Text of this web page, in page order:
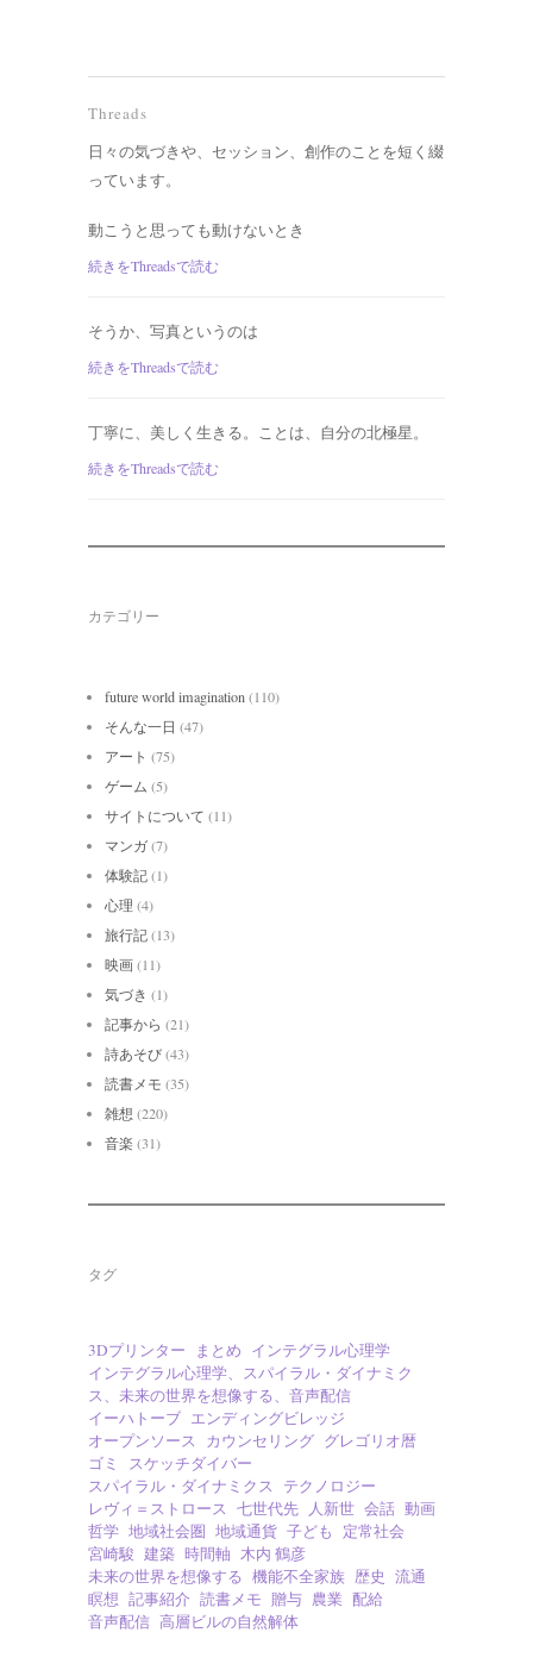
Threads
日々の気づきや、セッション、創作のことを短く綴
っています。
動こうと思っても動けないとき
続きをThreadsで読む
そうか、写真というのは
続きをThreadsで読む
丁寧に、美しく生きる。ことは、自分の北極星。
続きをThreadsで読む
カテゴリー
future world imagination(110)
そんな一日 (47)
アート (75)
ゲーム (5)
サイトについて (11)
マンガ(7)
体験記(1)
心理 (4)
旅行記(13)
映画(11)
気づき (1)
記事から (21)
詩あそび(43)
読書メモ (35)
雑想 (220)
音楽 (31)
タグ
3Dプリンター まとめ インテグラル心理学
インテグラル心理学、スパイラル・ダイナミク
ス、未来の世界を想像する、音声配信
イーハトーブ エンディングビレッジ
オープンソース
カウンセリング グレゴリオ暦
ゴミ
スケッチダイバー
スパイラル・ダイナミクス
テクノロジー
レヴィ＝ストロース 七世代先 人新世 会話 動画
哲学 地域社会圏 地域通貨 子ども
定常社会
宮崎駿 建築 時間軸 木内 鶴彦
未来の世界を想像する 機能不全家族 歴史 流通
瞑想 記事紹介 読書メモ 贈与 農業 配給
音声配信 高層ビルの自然解体